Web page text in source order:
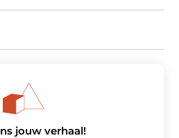
jouw verhaal!